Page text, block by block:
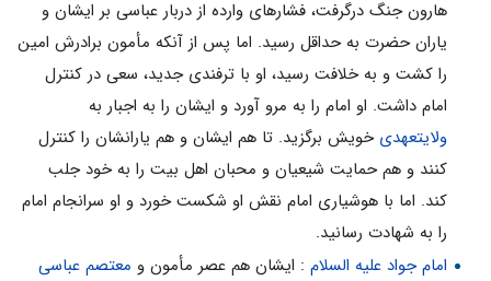
هارون جنگ درگرفت، فشارهای وارده از دربار عباسی بر ایشان و
یاران حضرت به حداقل رسید. اما پس از آنکه مأمون برادرش امین
را کشت و به خلافت رسید، او با ترفندی جدید، سعی در کنترل
امام داشت. او امام را به مرو آورد و ایشان را به اجبار به
ولایتعهدی خویش برگزید. تا هم ایشان و هم یارانشان را کنترل
کنند و هم حمایت شیعیان و محبان اهل بیت را به خود جلب
کند. اما با هوشیاری امام نقش او شکست خورد و او سرانجام امام
را به شهادت رسانید.
امام جواد علیه السلام : ایشان هم عصر مأمون و معتصم عباسی